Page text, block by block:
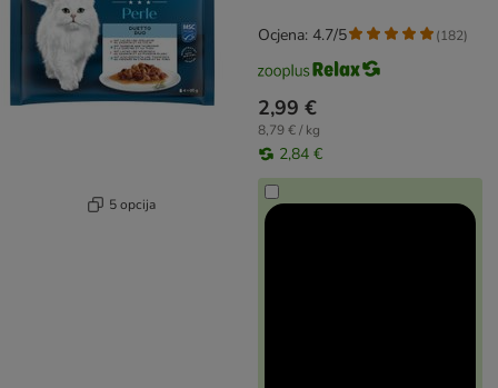
5 opcija
2,99 €
8,79 € / kg
2,84 €
Ocjena: 4.7/5 (182)